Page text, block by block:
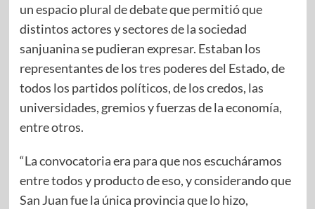
un espacio plural de debate que permitió que
distintos actores y sectores de la sociedad
sanjuanina se pudieran expresar. Estaban los
representantes de los tres poderes del Estado, de
todos los partidos políticos, de los credos, las
universidades, gremios y fuerzas de la economía,
entre otros.
“La convocatoria era para que nos escucháramos
entre todos y producto de eso, y considerando que
San Juan fue la única provincia que lo hizo,